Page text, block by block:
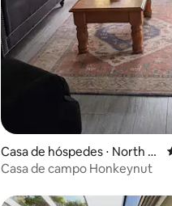
Casa de hóspedes ⋅ North B
oyanup
Casa de campo Honkeynut